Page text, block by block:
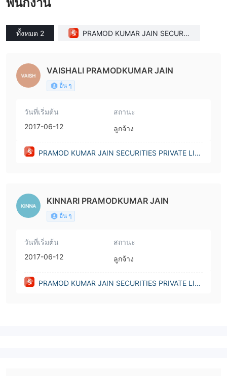
ทั้งหมด 2
PRAMOD KUMAR JAIN SECURIT
VAISHALI PRAMODKUMAR JAIN
อื่น ๆ
วันที่เริ่มต้น
2017-06-12
สถานะ
ลูกจ้าง
PRAMOD KUMAR JAIN SECURITIES PRIVATE LIMI
KINNARI PRAMODKUMAR JAIN
อื่น ๆ
วันที่เริ่มต้น
2017-06-12
สถานะ
ลูกจ้าง
PRAMOD KUMAR JAIN SECURITIES PRIVATE LIMI